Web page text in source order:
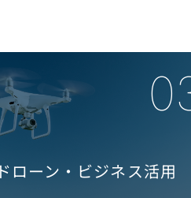
ドローン・ビジネス活用